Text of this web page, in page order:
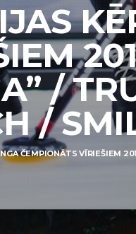
/
/
ČEMPIONĀTS VĪRIEŠIEM